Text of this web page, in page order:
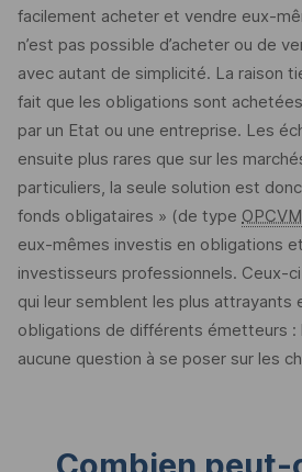
facilement acheter et vendre eux-
n’est pas possible d’acheter ou de
avec autant de simplicité. La raison
fait que les obligations sont
par un Etat ou une entreprise. Les
ensuite plus rares que sur les
particuliers, la seule solution est
fonds obligataires » (de type OPCVM
eux-mêmes investis en obligations
investisseurs professionnels. Ceux-
qui leur semblent les plus attrayants
obligations de différents émetteurs :
aucune question à se poser sur les